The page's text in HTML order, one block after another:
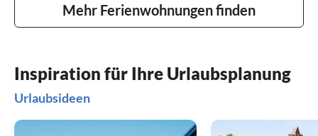
Slowenien
114 Unterkünfte
Luxemburg
27 Unterkünfte
Mehr Ferienwohnungen finden
Inspiration für Ihre Urlaubsplanung
Urlaubsideen